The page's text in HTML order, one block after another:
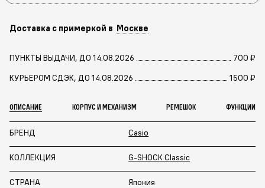
Доставка с примеркой в Москве
ПУНКТЫ ВЫДАЧИ, ДО 14.08.2026
700 ₽
КУРЬЕРОМ СДЭК, ДО 14.08.2026
1500 ₽
ОПИСАНИЕ КОРПУС И МЕХАНИЗМ РЕМЕШОК ФУНКЦИИ
БРЕНД Casio
КОЛЛЕКЦИЯ G-SHOCK Classic
СТРАНА Япония